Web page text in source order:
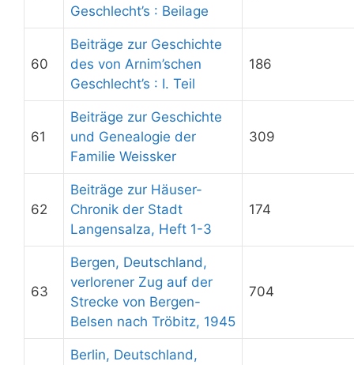
Geschlecht’s : Beilage
60
Beiträge zur Geschichte
des von Arnim’schen
Geschlecht’s : I. Teil
186
61
Beiträge zur Geschichte
und Genealogie der
Familie Weissker
309
62
Beiträge zur Häuser-
Chronik der Stadt
Langensalza, Heft 1-3
174
63
Bergen, Deutschland,
verlorener Zug auf der
Strecke von Bergen-
Belsen nach Tröbitz, 1945
704
Berlin, Deutschland,